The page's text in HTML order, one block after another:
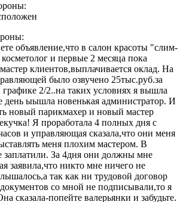
объявление,что в салон красоты "слим-
косметолог и первые 2 месяца пока
клиентов,выплачивается оклад. На
было озвучено 25тыс.руб.за
2/2..на таких условиях я вышла
день ыышла новенькая администратор. И
новый парикмахер и новый мастер
Я проработала 4 полных дня с
и управляющая сказала,что они меня
меня плохим мастером. В
заплатили. За 4дня они должны мне
заявила,что никто мне ничего не
так как ни трудовой договор
со мной не подписывали,то я
сказала-попейте валерьянки и забудьте.